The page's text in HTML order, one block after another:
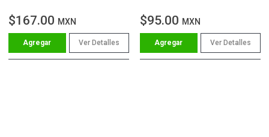
$167.00 MXN
Ver Detalles
$95.00 MXN
Ver Detalles